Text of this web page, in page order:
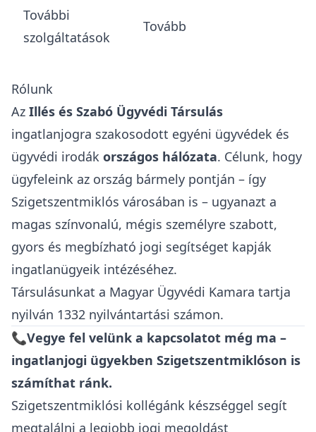
További
szolgáltatások
Tovább
Rólunk
Az Illés és Szabó Ügyvédi Társulás
ingatlanjogra szakosodott egyéni ügyvédek és
ügyvédi irodák országos hálózata. Célunk, hogy
ügyfeleink az ország bármely pontján – így
Szigetszentmiklós városában is – ugyanazt a
magas színvonalú, mégis személyre szabott,
gyors és megbízható jogi segítséget kapják
ingatlanügyeik intézéséhez.
Társulásunkat a Magyar Ügyvédi Kamara tartja
nyilván 1332 nyilvántartási számon.
📞Vegye fel velünk a kapcsolatot még ma –
ingatlanjogi ügyekben Szigetszentmiklóson is
számíthat ránk.
Szigetszentmiklósi kollégánk készséggel segít
megtalálni a legjobb jogi megoldást